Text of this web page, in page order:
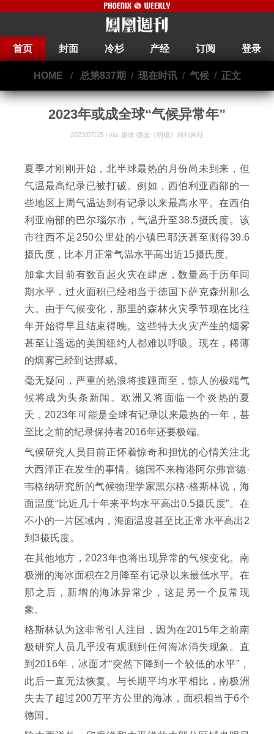
首页 封面 冷杉 产经 订阅 登录
HOME / 总第837期 / 现在时讯/ 气候/ 正文
2023年或成全球“气候异常年”
2023/07/15 | via. 媒体 德国《明镜》周刊网站
夏季才刚刚开始，北半球最热的月份尚未到来，但
气温最高纪录已被打破。例如，西伯利亚西部的一
些地区上周气温达到有记录以来最高水平。在西伯
利亚南部的巴尔瑙尔市，气温升至38.5摄氏度。该
市往西不足250公里处的小镇巴耶沃甚至测得39.6
摄氏度，比本月正常气温水平高出近15摄氏度。
加拿大目前有数百起火灾在肆虐，数量高于历年同
期水平，过火面积已经相当于德国下萨克森州那么
大。由于气候变化，那里的森林火灾季节现在比往
年开始得早且结束得晚。这些特大火灾产生的烟雾
甚至让遥远的美国纽约人都难以呼吸。现在，稀薄
的烟雾已经到达挪威。
毫无疑问，严重的热浪将接踵而至，惊人的极端气
候将成为头条新闻。欧洲又将面临一个炎热的夏
天，2023年可能是全球有记录以来最热的一年，甚
至比之前的纪录保持者2016年还要极端。
气候研究人员目前正怀着惊奇和担忧的心情关注北
大西洋正在发生的事情。德国不来梅港阿尔弗雷德·
韦格纳研究所的气候物理学家黑尔格·格斯林说，海
面温度“比近几十年来平均水平高出0.5摄氏度”。在
不小的一片区域内，海面温度甚至比正常水平高出2
到3摄氏度。
在其他地方，2023年也将出现异常的气候变化。南
极洲的海冰面积在2月降至有记录以来最低水平。在
那之后，新增的海冰异常少，这是另一个反常现
象。
格斯林认为这非常引人注目，因为在2015年之前南
极研究人员几乎没有观测到任何海冰消失现象。直
到2016年，冰面才“突然下降到一个较低的水平”，
此后一直无法恢复。与长期平均水平相比，南极洲
失去了超过200万平方公里的海冰，面积相当于6个
德国。